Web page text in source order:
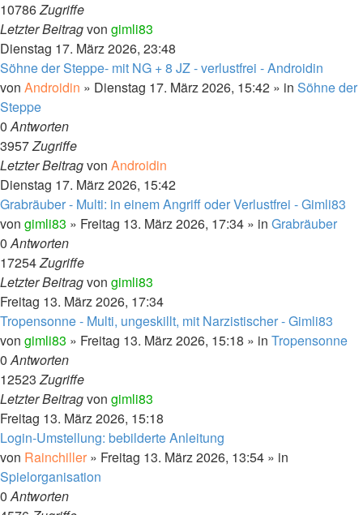
10786Zugriffe
Letzter Beitragvon gimli83
Dienstag 17. März 2026, 23:48
Söhne der Steppe- mit NG + 8 JZ - verlustfrei - Androidin
von Androidin » Dienstag 17. März 2026, 15:42 » in Söhne der
Steppe
0Antworten
3957Zugriffe
Letzter Beitragvon Androidin
Dienstag 17. März 2026, 15:42
Grabräuber - Multi: in einem Angriff oder Verlustfrei - Gimli83
von gimli83 » Freitag 13. März 2026, 17:34 » in Grabräuber
0Antworten
17254Zugriffe
Letzter Beitragvon gimli83
Freitag 13. März 2026, 17:34
Tropensonne - Multi, ungeskillt, mit Narzistischer - Gimli83
von gimli83 » Freitag 13. März 2026, 15:18 » in Tropensonne
0Antworten
12523Zugriffe
Letzter Beitragvon gimli83
Freitag 13. März 2026, 15:18
Login-Umstellung: bebilderte Anleitung
von Rainchiller » Freitag 13. März 2026, 13:54 » in
Spielorganisation
0Antworten